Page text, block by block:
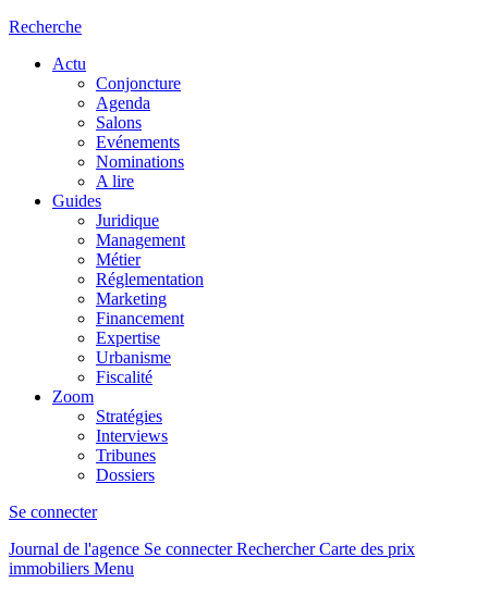
Recherche
Actu
Conjoncture
Agenda
Salons
Evénements
Nominations
A lire
Guides
Juridique
Management
Métier
Réglementation
Marketing
Financement
Expertise
Urbanisme
Fiscalité
Zoom
Stratégies
Interviews
Tribunes
Dossiers
Se connecter
Journal de l'agence Se connecterRechercher Carte des prix
immobiliers Menu